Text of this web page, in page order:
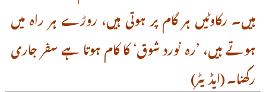
ہیں۔ رکاوٹیں ہر گام پر ہوتی ہیں، روڑے ہر راہ میں
ہوتے ہیں، ’رہ نورد شوق‘ کا کام ہوتا ہے سفر جاری
رکھنا۔ (ایڈیٹر)